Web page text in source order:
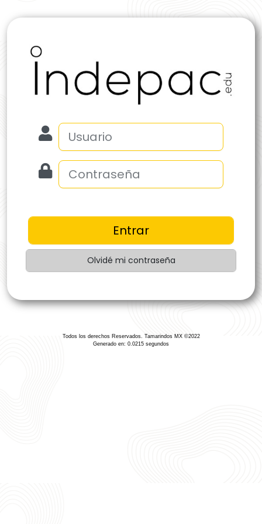
Olvidé mi contraseña
Todos los derechos Reservados. Tamarindos MX ©2022
Generado en: 0.0215 segundos